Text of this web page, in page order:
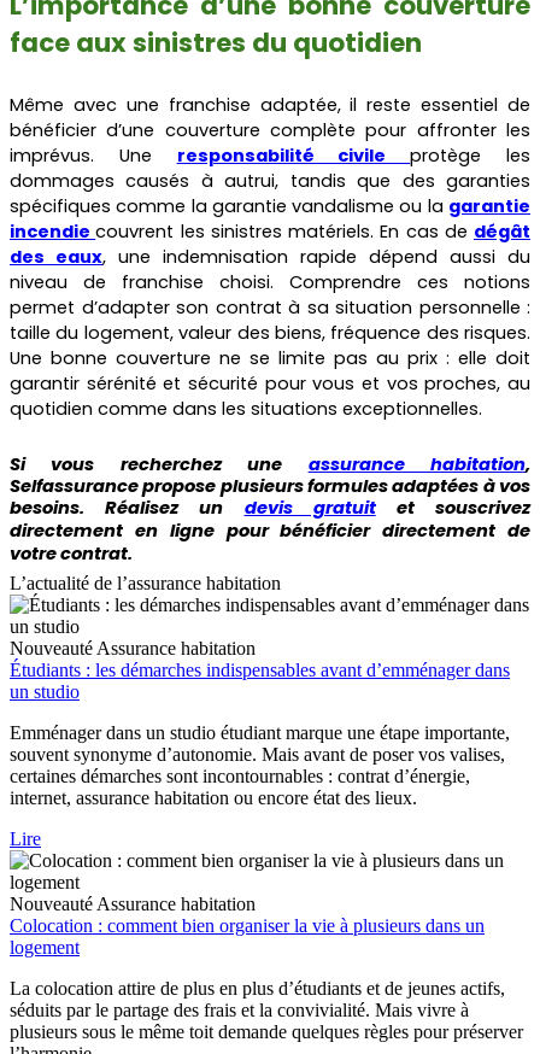
face aux sinistres du quotidien
Même avec une franchise adaptée, il reste essentiel de
bénéficier d’une couverture complète pour affronter les
imprévus. Une responsabilité civileprotège les
dommages causés à autrui, tandis que des garanties
spécifiques comme la garantie vandalismeou la garantie
incendiecouvrent les sinistres matériels. En cas de dégât
des eaux, une indemnisation rapide dépend aussi du
niveau de franchise choisi. Comprendre ces notions
permet d’adapter son contrat à sa situation personnelle :
taille du logement, valeur des biens, fréquence des risques.
Une bonne couverture ne se limite pas au prix : elle doit
garantir sérénité et sécurité pour vous et vos proches, au
quotidien comme dans les situations exceptionnelles.
Si vous recherchez une assurance habitation,
Selfassurance propose plusieurs formules adaptées à vos
besoins. Réalisez un devis gratuit
et souscrivez
directement en ligne pour bénéficier directement de
votre contrat.
L’actualité de l’assurance habitation
Nouveauté Assurance habitation
Étudiants : les démarches indispensables avant d’emménager dans
un studio
Emménager dans un studio étudiant marque une étape importante,
souvent synonyme d’autonomie. Mais avant de poser vos valises,
certaines démarches sont incontournables : contrat d’énergie,
internet, assurance habitation ou encore état des lieux.
Lire
Nouveauté Assurance habitation
Colocation : comment bien organiser la vie à plusieurs dans un
logement
La colocation attire de plus en plus d’étudiants et de jeunes actifs,
séduits par le partage des frais et la convivialité. Mais vivre à
plusieurs sous le même toit demande quelques règles pour préserver